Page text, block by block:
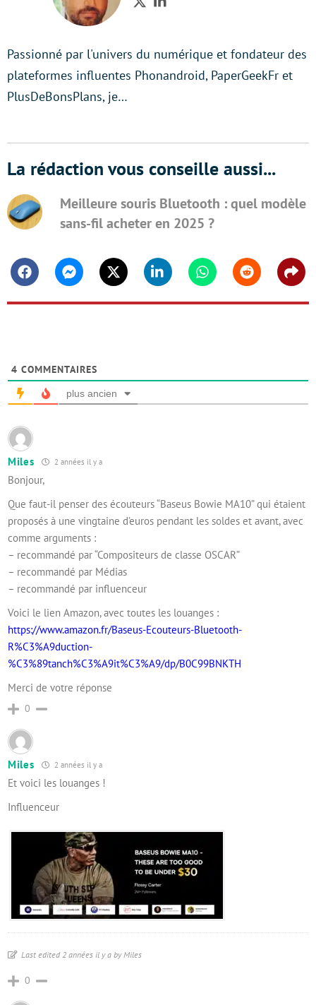
TwitterLinkedIn
Passionné par l'univers du numérique et fondateur des
plateformes influentes Phonandroid, PaperGeekFr et
PlusDeBonsPlans, je…
La rédaction vous conseille aussi...
Meilleure souris Bluetooth : quel modèle
sans-fil acheter en 2025 ?
FacebookMessengerTwitter Linkedin WhatsappReddit
4 COMMENTAIRES
plus ancien
Miles 2 années il y a
Bonjour,
Que faut-il penser des écouteurs “Baseus Bowie MA10” qui étaient
proposés à une vingtaine d’euros pendant les soldes et avant, avec
comme arguments :
– recommandé par “Compositeurs de classe OSCAR”
– recommandé par Médias
– recommandé par influenceur
Voici le lien Amazon, avec toutes les louanges :
https://www.amazon.fr/Baseus-Ecouteurs-Bluetooth-
R%C3%A9duction-
%C3%89tanch%C3%A9it%C3%A9/dp/B0C99BNKTH
Merci de votre réponse
0
Miles 2 années il y a
Et voici les louanges !
Influenceur
Last edited 2 années il y a by Miles
0